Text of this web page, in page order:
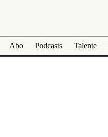
Abo Podcasts Talente